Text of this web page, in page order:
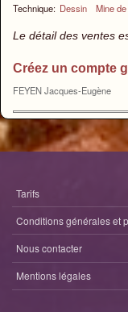
Technique: Dessin Mine
Le détail des ventes
Créez un compte
FEYEN Jacques-Eugène
Tarifs
Conditions générales et
Nous contacter
Mentions légales